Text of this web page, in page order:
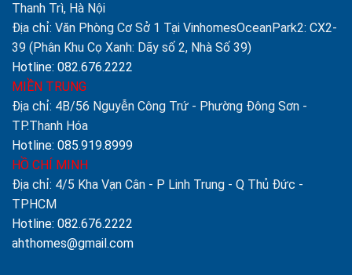
Thanh Trì, Hà Nội
Địa chỉ: Văn Phòng Cơ Sở 1 Tại VinhomesOceanPark2: CX2-
39 (Phân Khu Cọ Xanh: Dãy số 2, Nhà Số 39)
Hotline: 082.676.2222
MIỀN TRUNG
Địa chỉ: 4B/56 Nguyễn Công Trứ - Phường Đông Sơn -
TP.Thanh Hóa
Hotline: 085.919.8999
HỒ CHÍ MINH
Địa chỉ: 4/5 Kha Vạn Cân - P Linh Trung - Q Thủ Đức -
TPHCM
Hotline: 082.676.2222
ahthomes@gmail.com